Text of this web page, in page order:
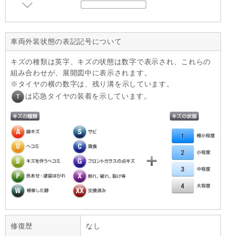
車両外装状態の表記記号について
キズの種類は英字、キズの状態は数字で表示され、これらの
組み合わせが、展開図中に表示されます。
タイヤの横の数字は、残り溝を示しています。
は応急タイヤの装着を示しています。
修復歴 なし